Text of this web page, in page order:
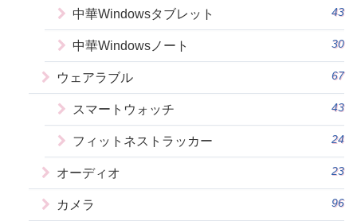
中華Windowsタブレット 43
中華Windowsノート 30
ウェアラブル 67
スマートウォッチ 43
フィットネストラッカー 24
オーディオ 23
カメラ 96